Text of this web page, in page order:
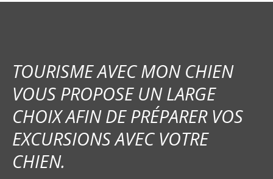
TOURISME AVEC MON CHIEN
VOUS PROPOSE UN LARGE
CHOIX AFIN DE PRÉPARER VOS
EXCURSIONS AVEC VOTRE
CHIEN.